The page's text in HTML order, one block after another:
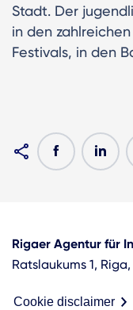
Stadt. Der
in den
Festivals, in den
Rigaer Agentur für
Ratslaukums 1,
Cookie disclaimer